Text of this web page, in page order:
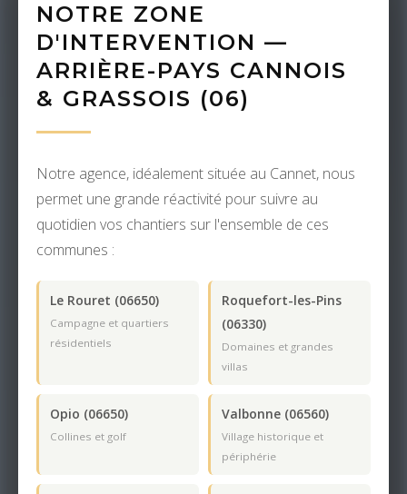
NOTRE ZONE
D'INTERVENTION —
ARRIÈRE-PAYS CANNOIS
& GRASSOIS (06)
Notre agence, idéalement située au Cannet, nous
permet une grande réactivité pour suivre au
quotidien vos chantiers sur l'ensemble de ces
communes :
Le Rouret (06650)
Campagne et quartiers
résidentiels
Roquefort-les-Pins
(06330)
Domaines et grandes
villas
Opio (06650)
Collines et golf
Valbonne (06560)
Village historique et
périphérie